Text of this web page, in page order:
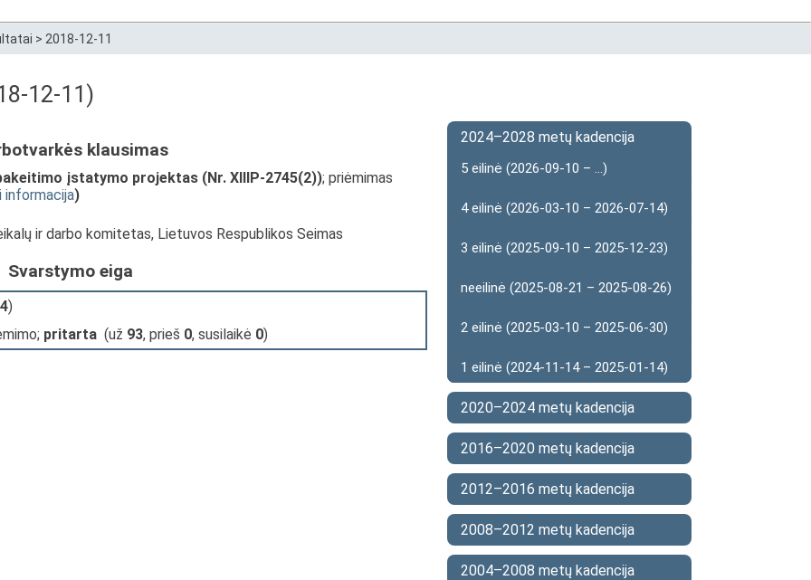
> 2018-12-11
12-11)
klausimas
įstatymo projektas (Nr. XIIIP-2745(2)); priėmimas
informacija)
ir darbo komitetas, Lietuvos Respublikos Seimas
Svarstymo eiga
)
pritarta (už 93, prieš 0, susilaikė 0)
2024–2028 metų kadencija
5 eilinė (2026-09-10 – ...)
4 eilinė (2026-03-10 – 2026-07-14)
3 eilinė (2025-09-10 – 2025-12-23)
neeilinė (2025-08-21 – 2025-08-26)
2 eilinė (2025-03-10 – 2025-06-30)
1 eilinė (2024-11-14 – 2025-01-14)
2020–2024 metų kadencija
2016–2020 metų kadencija
2012–2016 metų kadencija
2008–2012 metų kadencija
2004–2008 metų kadencija